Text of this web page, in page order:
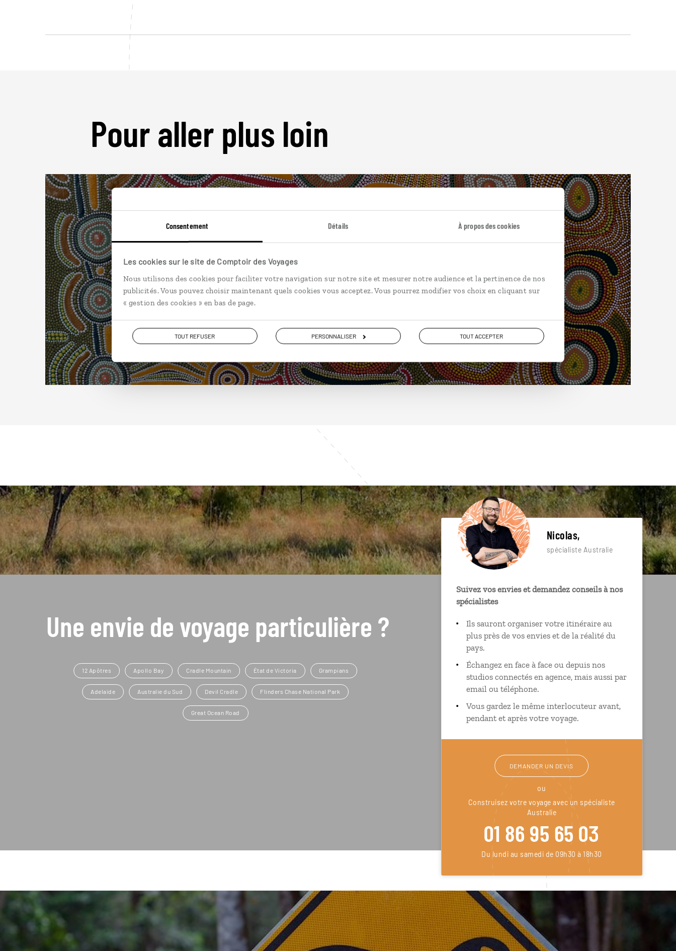
Consentement Détails À propos des cookies
Les cookies sur le site de Comptoir des Voyages
Nous utilisons des cookies pour faciliter votre navigation sur notre site et mesurer notre audience et la pertinence de nos
publicités. Vous pouvez choisir maintenant quels cookies vous acceptez. Vous pourrez modifier vos choix en cliquant sur
« gestion des cookies » en bas de page.
TOUT REFUSER PERSONNALISER TOUT ACCEPTER
Pour aller plus loin
Nos 9 idées de voyage
Australie
DÉCOUVRIR
Une envie de voyage particulière ?
12 Apôtres Apollo Bay Cradle Mountain État de Victoria Grampians
Adelaïde Australie du Sud Devil Cradle Flinders Chase National Park
Great Ocean Road
Nicolas,
spécialiste Australie
Suivez vos envies et demandez conseils à nos
spécialistes
Ils sauront organiser votre itinéraire au
plus près de vos envies et de la réalité du
pays.
Échangez en face à face ou depuis nos
studios connectés en agence, mais aussi par
email ou téléphone.
Vous gardez le même interlocuteur avant,
pendant et après votre voyage.
DEMANDER UN DEVIS
ou
Construisez votre voyage avec un spécialiste
Australie
01 86 95 65 03
Du lundi au samedi de 09h30 à 18h30